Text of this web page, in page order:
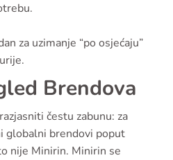
za uzimanje “po osjećaju”
Brendova
čestu zabunu: za
globalni brendovi poput
nije Minirin. Minirin se